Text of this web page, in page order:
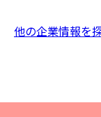
他の企業情報を